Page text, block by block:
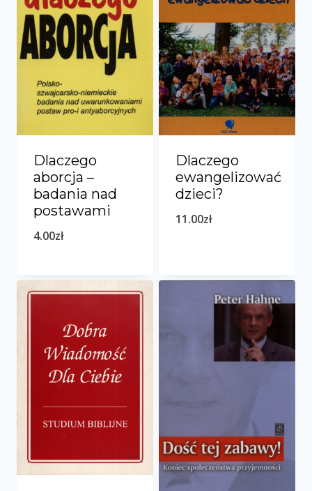
Dlaczego
aborcja –
badania nad
postawami
4.00zł
Dlaczego
ewangelizować
dzieci?
11.00zł